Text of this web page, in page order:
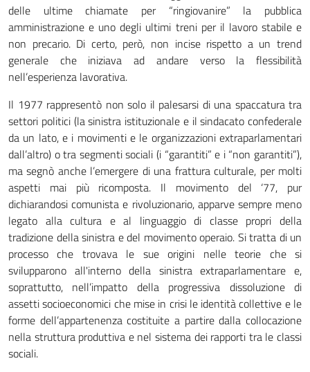
delle ultime chiamate per “ringiovanire” la pubblica
amministrazione e uno degli ultimi treni per il lavoro stabile e
non precario. Di certo, però, non incise rispetto a un trend
generale che iniziava ad andare verso la flessibilità
nell’esperienza lavorativa.
Il 1977 rappresentò non solo il palesarsi di una spaccatura tra
settori politici (la sinistra istituzionale e il sindacato confederale
da un lato, e i movimenti e le organizzazioni extraparlamentari
dall’altro) o tra segmenti sociali (i “garantiti” e i “non garantiti”),
ma segnò anche l’emergere di una frattura culturale, per molti
aspetti mai più ricomposta. Il movimento del ‘77, pur
dichiarandosi comunista e rivoluzionario, apparve sempre meno
legato alla cultura e al linguaggio di classe propri della
tradizione della sinistra e del movimento operaio. Si tratta di un
processo che trovava le sue origini nelle teorie che si
svilupparono all'interno della sinistra extraparlamentare e,
soprattutto, nell’impatto della progressiva dissoluzione di
assetti socioeconomici che mise in crisi le identità collettive e le
forme dell’appartenenza costituite a partire dalla collocazione
nella struttura produttiva e nel sistema dei rapporti tra le classi
sociali.